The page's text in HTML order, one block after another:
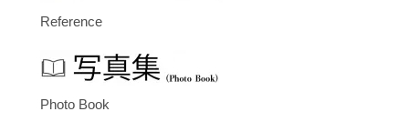
Reference
Photo Book